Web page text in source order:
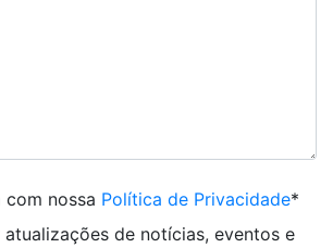
nossa Política de Privacidade*
atualizações de notícias, eventos e